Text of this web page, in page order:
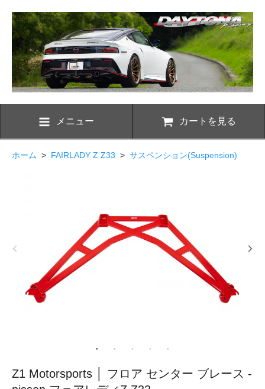
メニュー カートを見る
ホーム > FAIRLADY Z Z33 > サスペンション(Suspension)
Z1 Motorsports │ フロア センター ブレース -